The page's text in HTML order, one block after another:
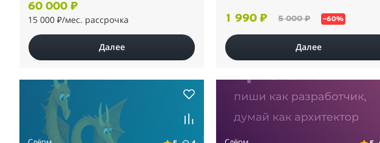
60 000 ₽
15 000 ₽/мес. рассрочка
Далее
1 990 ₽ 5 000 ₽ –60%
Далее